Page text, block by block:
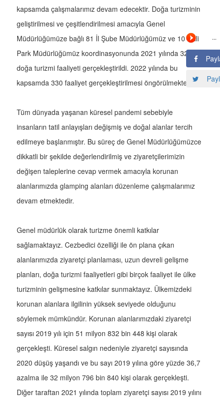
kapsamda çalışmalarımız devam edecektir. Doğa turizminin
geliştirilmesi ve çeşitlendirilmesi amacıyla Genel
Müdürlüğümüze bağlı 81 İl Şube Müdürlüğümüz ve 10 Milli
Park Müdürlüğümüz koordinasyonunda 2021 yılında 325
doğa turizmi faaliyeti gerçekleştirildi. 2022 yılında bu
kapsamda 330 faaliyet gerçekleştirilmesi öngörülmektedir.
Tüm dünyada yaşanan küresel pandemi sebebiyle
insanların tatil anlayışları değişmiş ve doğal alanlar tercih
edilmeye başlanmıştır. Bu süreç de Genel Müdürlüğümüzce
dikkatli bir şekilde değerlendirilmiş ve ziyaretçilerimizin
değişen taleplerine cevap vermek amacıyla korunan
alanlarımızda glamping alanları düzenleme çalışmalarımız
devam etmektedir.
Genel müdürlük olarak turizme önemli katkılar
sağlamaktayız. Cezbedici özelliği ile ön plana çıkan
alanlarımızda ziyaretçi planlaması, uzun devreli gelişme
planları, doğa turizmi faaliyetleri gibi birçok faaliyet ile ülke
turizminin gelişmesine katkılar sunmaktayız. Ülkemizdeki
korunan alanlara ilgilinin yüksek seviyede olduğunu
söylemek mümkündür. Korunan alanlarımızdaki ziyaretçi
sayısı 2019 yılı için 51 milyon 832 bin 448 kişi olarak
gerçekleşti. Küresel salgın nedeniyle ziyaretçi sayısında
2020 düşüş yaşandı ve bu sayı 2019 yılına göre yüzde 36,7
azalma ile 32 milyon 796 bin 840 kişi olarak gerçekleşti.
Diğer taraftan 2021 yılında toplam ziyaretçi sayısı 2019 yılını